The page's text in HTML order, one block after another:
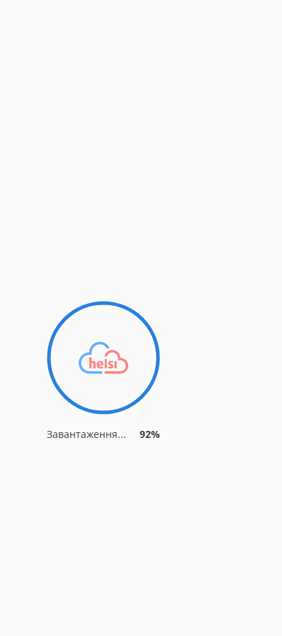
Завантаження... 92%